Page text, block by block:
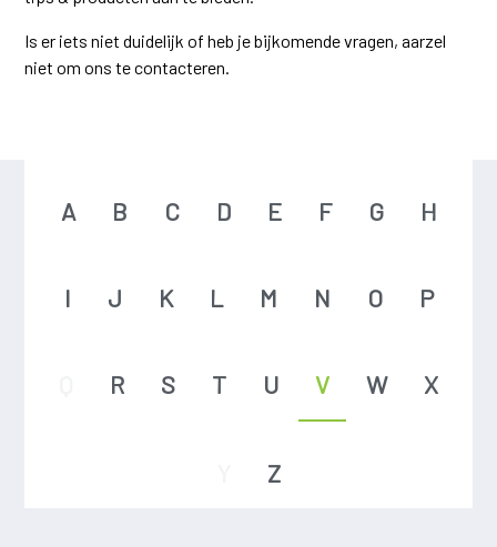
Is er iets niet duidelijk of heb je bijkomende vragen, aarzel
niet om ons te contacteren.
A B C D E F G H
I J K L M N O P
R S T U V W X
Z